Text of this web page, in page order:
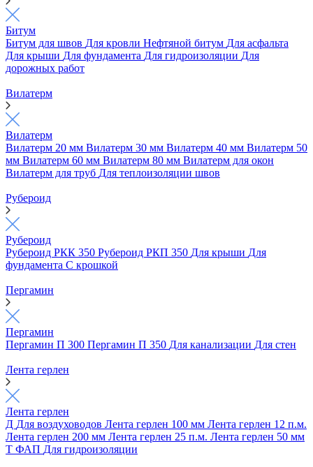
Битум
Битум для швов Для кровли Нефтяной битум Для асфальта
Для крыши Для фундамента Для гидроизоляции Для
дорожных работ
Вилатерм
Вилатерм
Вилатерм 20 мм Вилатерм 30 мм Вилатерм 40 мм Вилатерм 50
мм Вилатерм 60 мм Вилатерм 80 мм Вилатерм для окон
Вилатерм для труб Для теплоизоляции швов
Рубероид
Рубероид
Рубероид РКК 350 Рубероид РКП 350 Для крыши Для
фундамента С крошкой
Пергамин
Пергамин
Пергамин П 300 Пергамин П 350 Для канализации Для стен
Лента герлен
Лента герлен
Д Для воздуховодов Лента герлен 100 мм Лента герлен 12 п.м.
Лента герлен 200 мм Лента герлен 25 п.м. Лента герлен 50 мм
Т ФАП Для гидроизоляции